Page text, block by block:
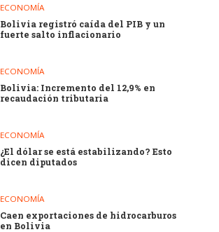
ECONOMÍA
Bolivia registró caída del PIB y un
fuerte salto inflacionario
ECONOMÍA
Bolivia: Incremento del 12,9% en
recaudación tributaria
ECONOMÍA
¿El dólar se está estabilizando? Esto
dicen diputados
ECONOMÍA
Caen exportaciones de hidrocarburos
en Bolivia